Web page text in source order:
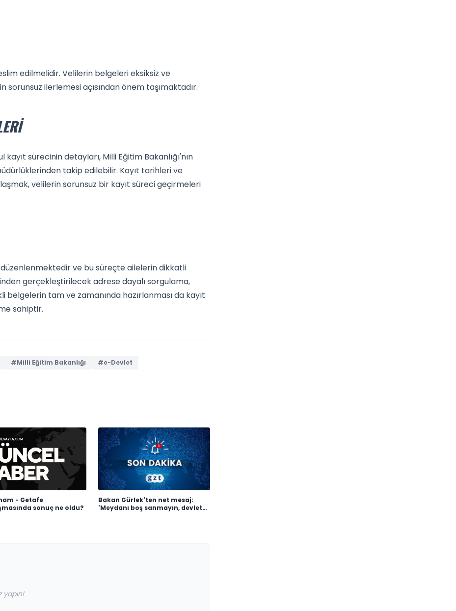
edilmelidir. Velilerin belgeleri eksiksiz ve
sorunsuz ilerlemesi açısından önem taşımaktadır.
sürecinin detayları, Milli Eğitim Bakanlığı'nın
takip edilebilir. Kayıt tarihleri ve
velilerin sorunsuz bir kayıt süreci geçirmeleri
ve bu süreçte ailelerin dikkatli
gerçekleştirilecek adrese dayalı sorgulama,
tam ve zamanında hazırlanması da kayıt
sahiptir.
#Milli Eğitim Bakanlığı #e-Devlet
- Getafe
sonuç ne oldu?
Bakan Gürlek'ten net mesaj:
'Meydanı boş sanmayın, devlet
yapın!